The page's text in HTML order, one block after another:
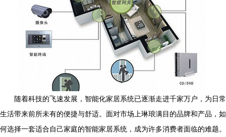
随着科技的飞速发展，智能化家居系统已逐渐走进千家万户，为日常
生活带来前所未有的便捷与舒适。面对市场上琳琅满目的品牌和产品，如
何选择一套适合自己家庭的智能家居系统，成为许多消费者面临的难题。